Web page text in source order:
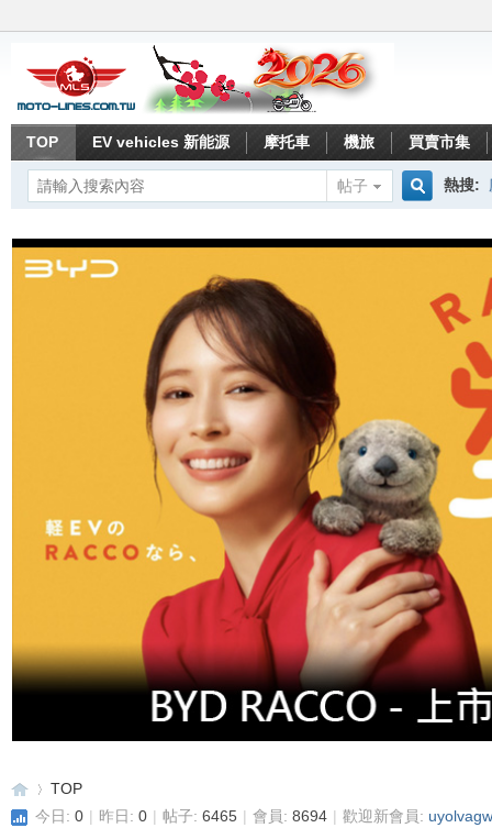
TOP EV vehicles 新能源 摩托車 機旅 買賣市集
帖子
熱搜:
TOP
今日: 0 | 昨日: 0 | 帖子: 6465 | 會員: 8694 | 歡迎新會員: